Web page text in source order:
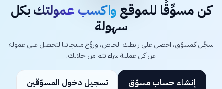
كن مسوِّقًا للموقع واكسب عمولتكبكل
سهولة
سجِّل كمسوّق، احصل على رابطك الخاص، وروِّج منتجاتنا لتحصل على عمولة
عن كل عملية شراء تتم من خلالك.
إنشاء حساب مسوّق تسجيل دخول المسوّقين